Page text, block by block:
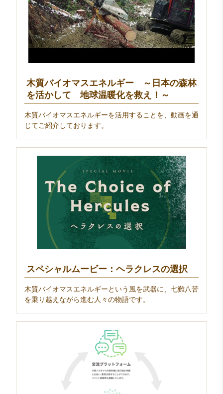
木質バイオマスエネルギー ～日本の森林
を活かして 地球温暖化を救え！～
木質バイオマスエネルギーを活用することを、動画を通
じてご紹介しております。
スペシャルムービー：ヘラクレスの選択
木質バイオマスエネルギーという風を武器に、七難八苦
を乗り越えながら進む人々の物語です。